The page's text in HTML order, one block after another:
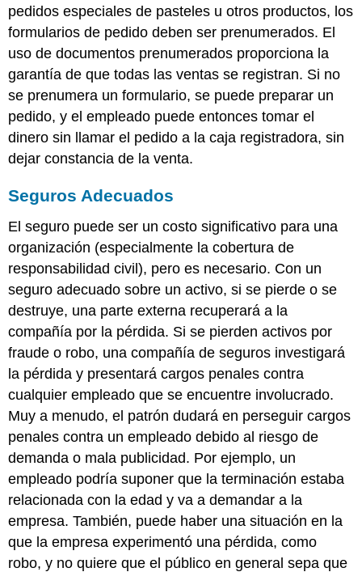
pedidos especiales de pasteles u otros productos, los
formularios de pedido deben ser prenumerados. El
uso de documentos prenumerados proporciona la
garantía de que todas las ventas se registran. Si no
se prenumera un formulario, se puede preparar un
pedido, y el empleado puede entonces tomar el
dinero sin llamar el pedido a la caja registradora, sin
dejar constancia de la venta.
Seguros Adecuados
El seguro puede ser un costo significativo para una
organización (especialmente la cobertura de
responsabilidad civil), pero es necesario. Con un
seguro adecuado sobre un activo, si se pierde o se
destruye, una parte externa recuperará a la
compañía por la pérdida. Si se pierden activos por
fraude o robo, una compañía de seguros investigará
la pérdida y presentará cargos penales contra
cualquier empleado que se encuentre involucrado.
Muy a menudo, el patrón dudará en perseguir cargos
penales contra un empleado debido al riesgo de
demanda o mala publicidad. Por ejemplo, un
empleado podría suponer que la terminación estaba
relacionada con la edad y va a demandar a la
empresa. También, puede haber una situación en la
que la empresa experimentó una pérdida, como
robo, y no quiere que el público en general sepa que